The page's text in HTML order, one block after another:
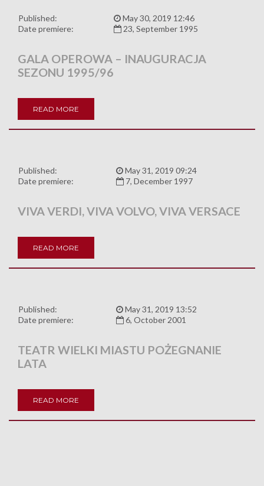
Published:
May 30, 2019 12:46
Date premiere:
23, September 1995
GALA OPEROWA – INAUGURACJA
SEZONU 1995/96
READ MORE
Published:
May 31, 2019 09:24
Date premiere:
7, December 1997
VIVA VERDI, VIVA VOLVO, VIVA VERSACE
READ MORE
Published:
May 31, 2019 13:52
Date premiere:
6, October 2001
TEATR WIELKI MIASTU POŻEGNANIE
LATA
READ MORE